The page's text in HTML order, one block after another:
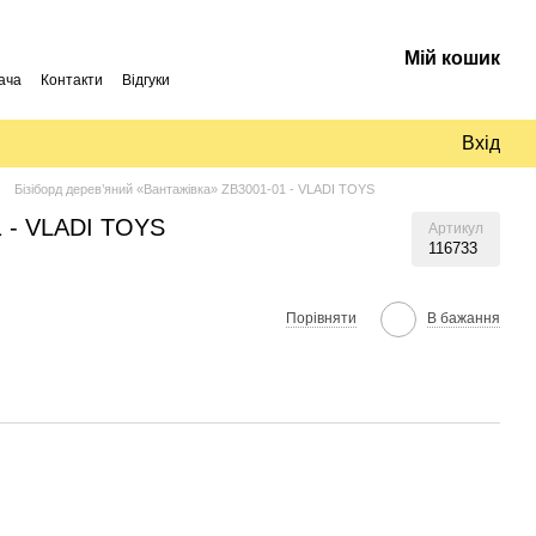
Контакти Відгуки
Мій кошик
Вхід
Бізіборд дерев’яний «Вантажівка» ZB3001-01 - VLADI TOYS
- VLADI TOYS Артикул
116733
Порівняти В бажання